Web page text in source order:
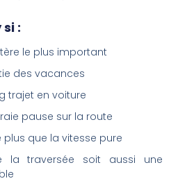
:
le plus important
des vacances
trajet en voiture
pause sur la route
que la vitesse pure
la traversée soit aussi une